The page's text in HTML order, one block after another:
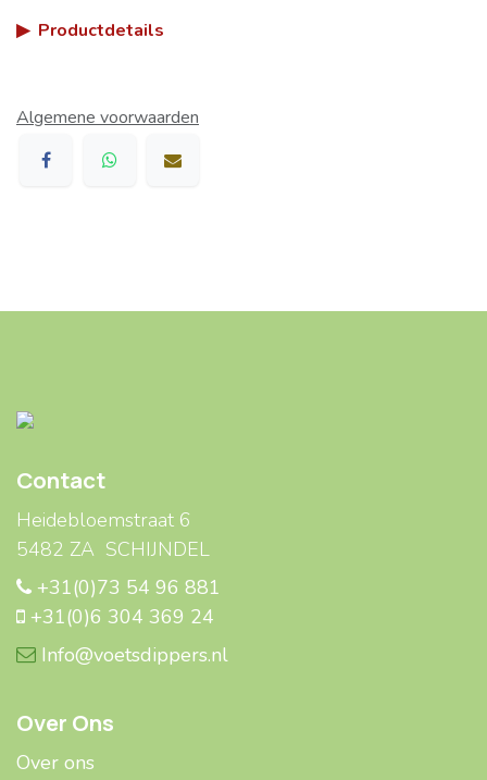
▶ Productdetails
Algemene voorwaarden
Contact
Heidebloemstraat 6
5482 ZA SCHIJNDEL
+31(0)73 54 96 881
+31(0)6 304 369 24
Info@voetsdippers.nl
Over Ons
Over ons